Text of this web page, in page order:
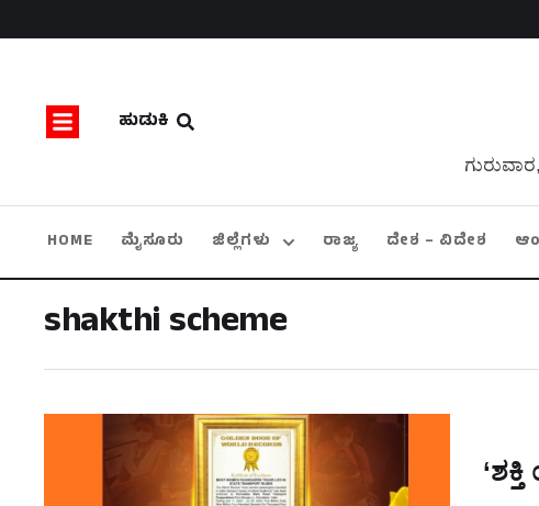
ಹುಡುಕಿ
HOME ಮೈಸೂರು ಜಿಲ್ಲೆಗಳು ರಾಜ್ಯ ದೇಶ – ವಿದೇಶ
shakthi scheme